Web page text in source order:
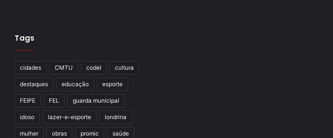
Tags
cidades CMTU codel cultura
destaques educação esporte
FEIPE FEL guarda municipal
idoso lazer-e-esporte londrina
mulher obras promic saúde